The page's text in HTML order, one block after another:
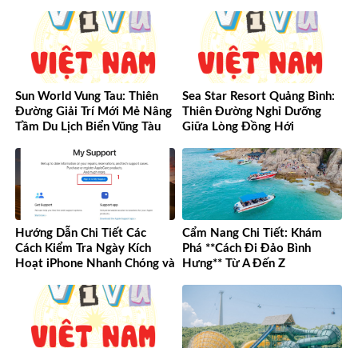
Sun World Vung Tau: Thiên
Đường Giải Trí Mới Mẻ Nâng
Tầm Du Lịch Biển Vũng Tàu
Sea Star Resort Quảng Bình:
Thiên Đường Nghỉ Dưỡng
Giữa Lòng Đồng Hới
Hướng Dẫn Chi Tiết Các
Cách Kiểm Tra Ngày Kích
Hoạt iPhone Nhanh Chóng và
Cẩm Nang Chi Tiết: Khám
Phá **Cách Đi Đảo Bình
Hưng** Từ A Đến Z